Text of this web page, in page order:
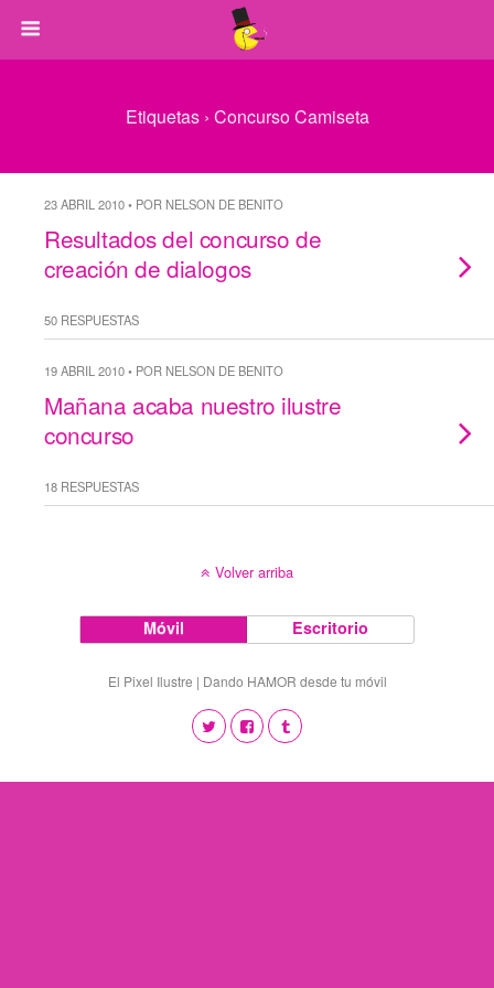
Etiquetas › Concurso Camiseta
23 ABRIL 2010 • POR NELSON DE BENITO
Resultados del concurso de
creación de dialogos
50 RESPUESTAS
19 ABRIL 2010 • POR NELSON DE BENITO
Mañana acaba nuestro ilustre
concurso
18 RESPUESTAS
Volver arriba
Móvil Escritorio
El Pixel Ilustre | Dando HAMOR desde tu móvil